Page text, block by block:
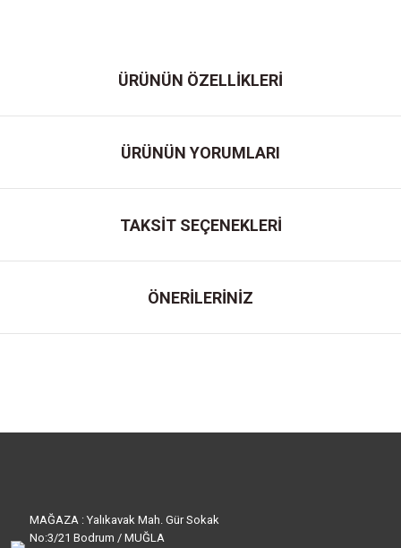
ÜRÜNÜN ÖZELLİKLERİ
ÜRÜNÜN YORUMLARI
TAKSİT SEÇENEKLERİ
ÖNERİLERİNİZ
MAĞAZA : Yalıkavak Mah. Gür Sokak
No:3/21 Bodrum / MUĞLA